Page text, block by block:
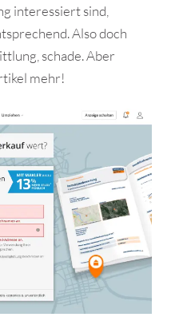
interessiert sind,
Also doch
schade. Aber
mehr!